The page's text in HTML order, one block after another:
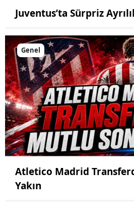
Juventus’ta Sürpriz
Genel
Atletico Madrid
Yakın